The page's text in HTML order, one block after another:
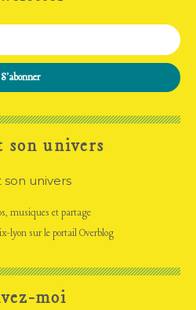
son univers
musiques et partage
lyon sur le portail Overblog
moi